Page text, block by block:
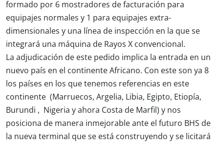
formado por 6 mostradores de facturación para
equipajes normales y 1 para equipajes extra-
dimensionales y una línea de inspección en la que se
integrará una máquina de Rayos X convencional.
La adjudicación de este pedido implica la entrada en un
nuevo país en el continente Africano. Con este son ya 8
los países en los que tenemos referencias en este
continente (Marruecos, Argelia, Libia, Egipto, Etiopía,
Burundi , Nigeria y ahora Costa de Marfil) y nos
posiciona de manera inmejorable ante el futuro BHS de
la nueva terminal que se está construyendo y se licitará